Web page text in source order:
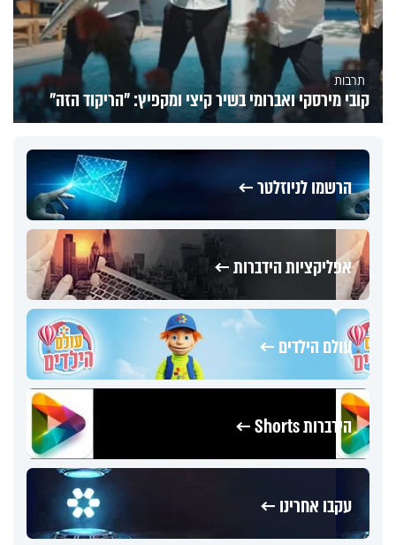
תרבות
קובי מירסקי ואברומי בשיר קיצי ומקפיץ: "הריקוד הזה"
הרשמו לניוזלטר ←
אפליקציות הידברות ←
עולם הילדים ←
הידברות Shorts ←
עקבו אחרינו ←